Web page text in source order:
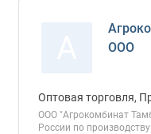
ООО
Оптовая торговля,
OOO "Агрокомбинат
России по